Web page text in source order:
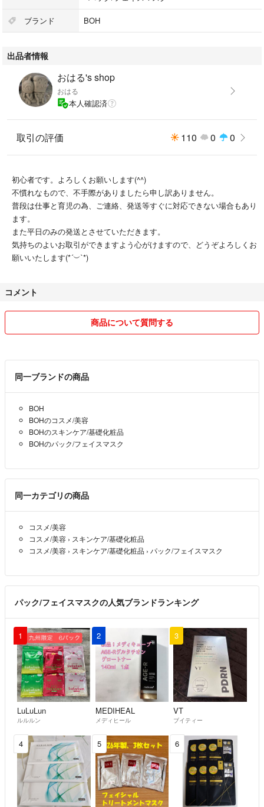
ブランド BOH
出品者情報
おはる's shop
おはる
本人確認済
取引の評価 110 0 0
初心者です。よろしくお願いします(^^)
不慣れなもので、不手際がありましたら申し訳ありません。
普段は仕事と育児の為、ご連絡、発送等すぐに対応できない場合もあり
ます。
また平日のみの発送とさせていただきます。
気持ちのよいお取引ができますよう心がけますので、どうぞよろしくお
願いいたします(*´︶`*)
コメント
商品について質問する
同一ブランドの商品
BOH
BOHのコスメ/美容
BOHのスキンケア/基礎化粧品
BOHのパック/フェイスマスク
同一カテゴリの商品
コスメ/美容
コスメ/美容 › スキンケア/基礎化粧品
コスメ/美容 › スキンケア/基礎化粧品 › パック/フェイスマスク
パック/フェイスマスクの人気ブランドランキング
1
LuLuLun
ルルルン
2
MEDIHEAL
メディヒール
3
VT
ブイティー
4 5 6